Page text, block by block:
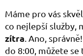
Máme pro vás
co nejlepší služby,
zítra . Ano,
do 8:00, můžete